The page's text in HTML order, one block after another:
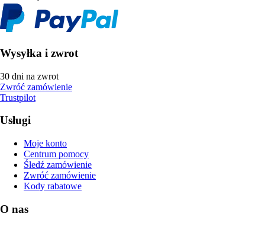
Wysyłka i zwrot
30 dni na zwrot
Zwróć zamówienie
Trustpilot
Usługi
Moje konto
Centrum pomocy
Śledź zamówienie
Zwróć zamówienie
Kody rabatowe
O nas